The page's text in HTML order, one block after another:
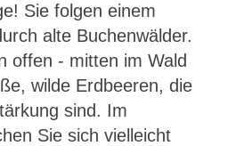
Sie folgen einem
alte Buchenwälder.
offen - mitten im Wald
wilde Erdbeeren, die
sind. Im
Sie sich vielleicht